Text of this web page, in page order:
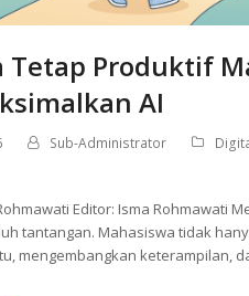
Tetap Produktif
AI
Sub-Administrator
Editor: Isma Rohmawati
tantangan. Mahasiswa tidak
mengembangkan keterampilan,